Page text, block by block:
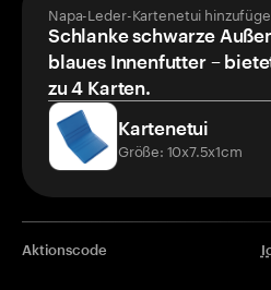
Napa-Leder-Kartenetui
Schlanke schwarze
blaues Innenfutter –
zu 4 Karten.
Kartenetui
Größe: 10x7.5x1cm
Aktionscode